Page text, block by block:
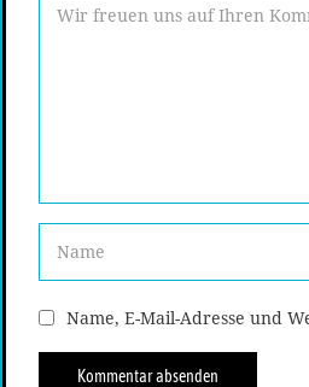
Name, E-Mail-Adresse und